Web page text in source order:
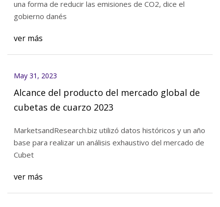
una forma de reducir las emisiones de CO2, dice el
gobierno danés
ver más
May 31, 2023
Alcance del producto del mercado global de
cubetas de cuarzo 2023
MarketsandResearch.biz utilizó datos históricos y un año
base para realizar un análisis exhaustivo del mercado de
Cubet
ver más